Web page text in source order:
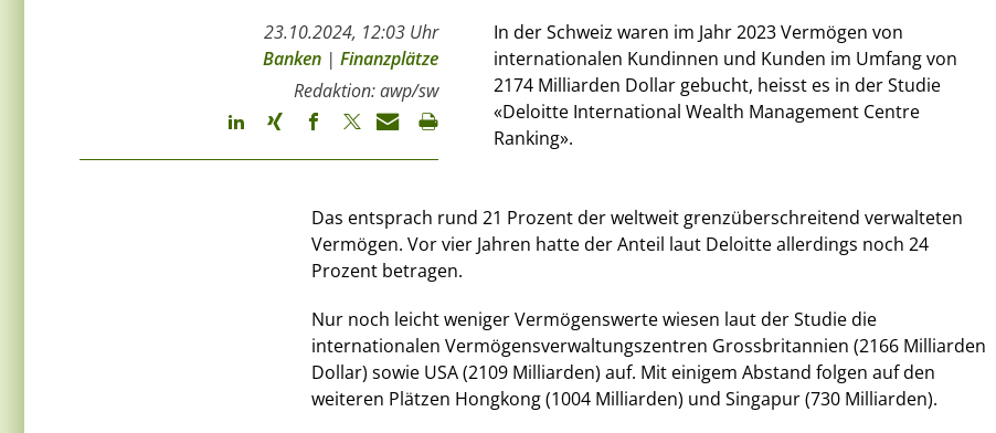
23.10.2024, 12:03 Uhr
Banken | Finanzplätze
Redaktion: awp/sw
In der Schweiz waren im Jahr 2023 Vermögen von
internationalen Kundinnen und Kunden im Umfang von
2174 Milliarden Dollar gebucht, heisst es in der Studie
«Deloitte International Wealth Management Centre
Ranking».
Das entsprach rund 21 Prozent der weltweit grenzüberschreitend verwalteten
Vermögen. Vor vier Jahren hatte der Anteil laut Deloitte allerdings noch 24
Prozent betragen.
Nur noch leicht weniger Vermögenswerte wiesen laut der Studie die
internationalen Vermögensverwaltungszentren Grossbritannien (2166 Milliarden
Dollar) sowie USA (2109 Milliarden) auf. Mit einigem Abstand folgen auf den
weiteren Plätzen Hongkong (1004 Milliarden) und Singapur (730 Milliarden).